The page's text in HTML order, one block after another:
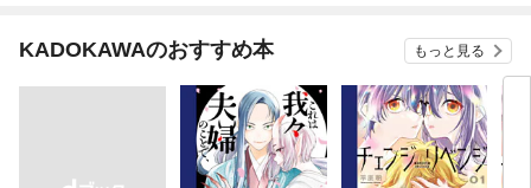
KADOKAWAのおすすめ本 もっと見る